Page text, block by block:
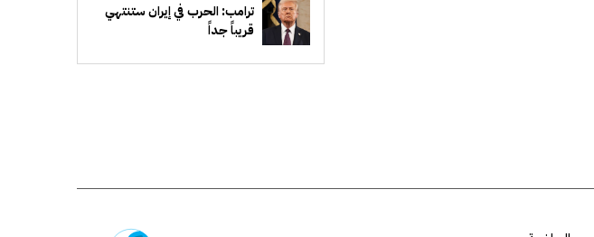
ترامب: الحرب في إيران ستنتهي
قريباً جداً